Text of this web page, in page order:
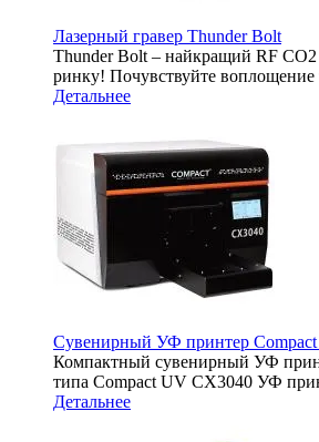
Лазерный гравер Thunder Bolt
Thunder Bolt – найкращий RF CO2
ринку! Почувствуйте воплощение
Детальнее
Сувенирный УФ принтер
Компактный сувенирный УФ
типа Compact UV CX3040 УФ
Детальнее